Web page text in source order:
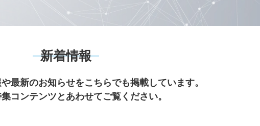
新着情報
最新のお知らせをこちらでも掲載しています。
コンテンツとあわせてご覧ください。